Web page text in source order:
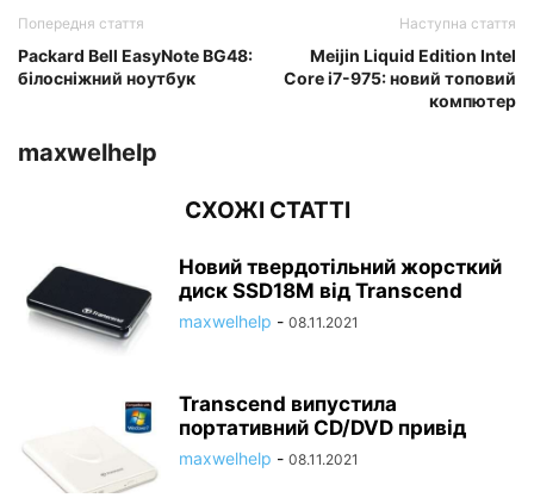
Попередня стаття
Packard Bell EasyNote BG48:
білосніжний ноутбук
Наступна стаття
Meijin Liquid Edition Intel
Core i7-975: новий топовий
компютер
maxwelhelp
СХОЖІ СТАТТІ
Новий твердотільний жорсткий
диск SSD18M від Transcend
maxwelhelp - 08.11.2021
Transcend випустила
портативний CD/DVD привід
maxwelhelp - 08.11.2021